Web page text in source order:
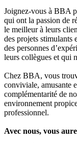
Joignez-vous à BBA
qui ont la passion de
le meilleur à leurs
des projets stimulants
des personnes
leurs collègues et qui
Chez BBA, vous
conviviale, amusante
complémentarité de
environnement
professionnel.
Avec nous, vous